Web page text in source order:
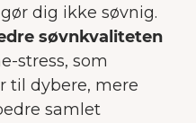
dig ikke søvnig.
søvnkvaliteten
stress, som
til dybere, mere
samlet